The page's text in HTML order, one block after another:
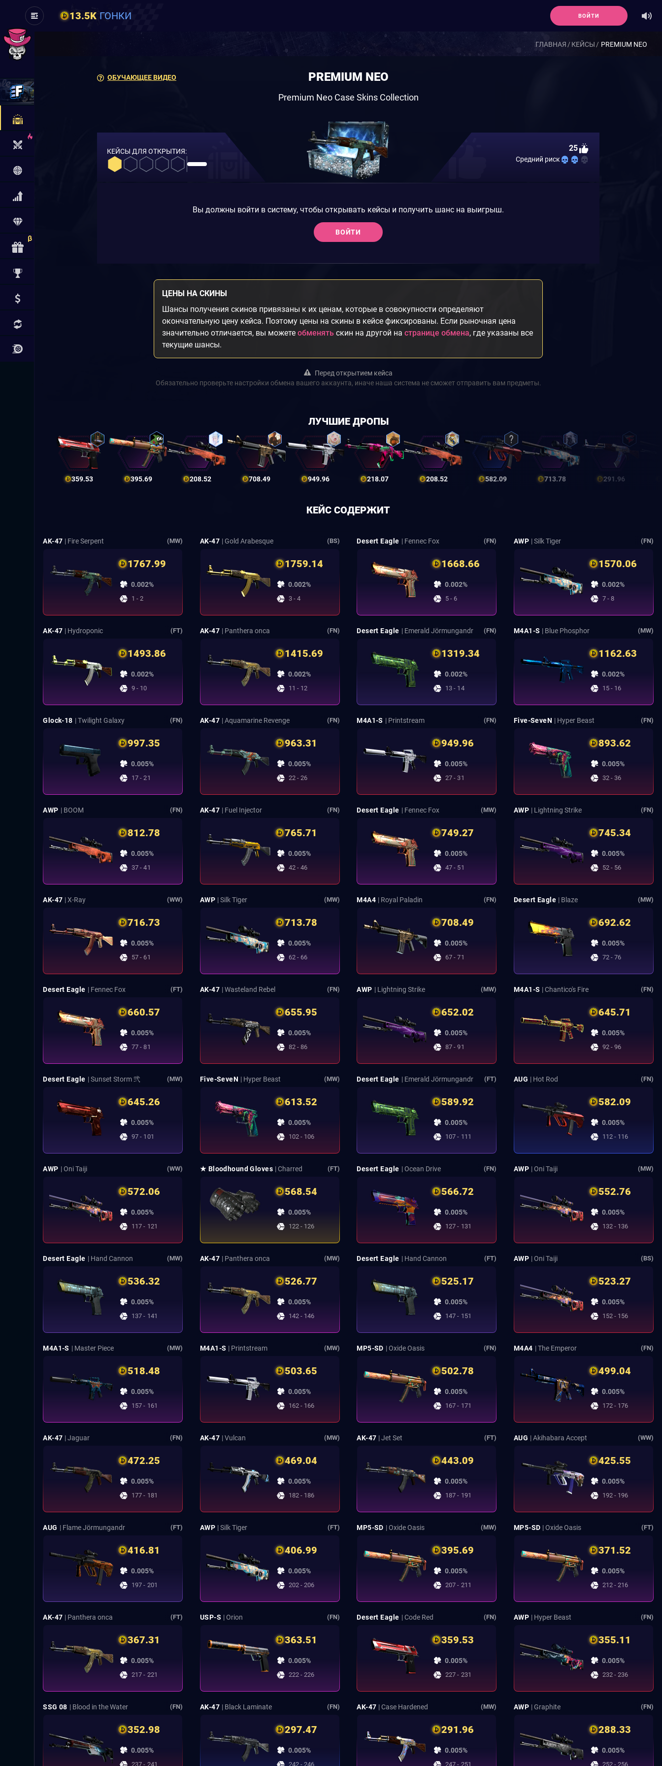
13.5K ГОНКИ ВОЙТИ
ГЛАВНАЯ КЕЙСЫ PREMIUM NEO
ОБУЧАЮЩЕЕ ВИДЕО PREMIUM NEO
Premium Neo Case Skins Collection
КЕЙСЫ ДЛЯ ОТКРЫТИЯ: 25
Средний риск
Вы должны войти в систему, чтобы открывать кейсы и получить шанс на выигрыш.
ВОЙТИ
ЦЕНЫ НА СКИНЫ
Шансы получения скинов привязаны к их ценам, которые в совокупности определяют
окончательную цену кейса. Поэтому цены на скины в кейсе фиксированы. Если рыночная цена
значительно отличается, вы можете обменять скин на другой на странице обмена, где указаны все
текущие шансы.
Перед открытием кейса
Обязательно проверьте настройки обмена вашего аккаунта, иначе наша система не сможет отправить вам предметы.
ЛУЧШИЕ ДРОПЫ
359.53 395.69 208.52 708.49 949.96 218.07 208.52 582.09 713.78 291.96
КЕЙС СОДЕРЖИТ
AK-47 | Fire Serpent (MW)
1767.99
0.002%
1 - 2
AK-47 | Gold Arabesque (BS)
1759.14
0.002%
3 - 4
Desert Eagle | Fennec Fox (FN)
1668.66
0.002%
5 - 6
AWP | Silk Tiger (FN)
1570.06
0.002%
7 - 8
AK-47 | Hydroponic (FT)
1493.86
0.002%
9 - 10
AK-47 | Panthera onca (FN)
1415.69
0.002%
11 - 12
Desert Eagle | Emerald Jörmungandr (FN)
1319.34
0.002%
13 - 14
M4A1-S | Blue Phosphor (MW)
1162.63
0.002%
15 - 16
Glock-18 | Twilight Galaxy (FN)
997.35
0.005%
17 - 21
AK-47 | Aquamarine Revenge (FN)
963.31
0.005%
22 - 26
M4A1-S | Printstream (FN)
949.96
0.005%
27 - 31
Five-SeveN | Hyper Beast (FN)
893.62
0.005%
32 - 36
AWP | BOOM (FN)
812.78
0.005%
37 - 41
AK-47 | Fuel Injector (FN)
765.71
0.005%
42 - 46
Desert Eagle | Fennec Fox (MW)
749.27
0.005%
47 - 51
AWP | Lightning Strike (FN)
745.34
0.005%
52 - 56
AK-47 | X-Ray (WW)
716.73
0.005%
57 - 61
AWP | Silk Tiger (MW)
713.78
0.005%
62 - 66
M4A4 | Royal Paladin (FN)
708.49
0.005%
67 - 71
Desert Eagle | Blaze (MW)
692.62
0.005%
72 - 76
Desert Eagle | Fennec Fox (FT)
660.57
0.005%
77 - 81
AK-47 | Wasteland Rebel (FN)
655.95
0.005%
82 - 86
AWP | Lightning Strike (MW)
652.02
0.005%
87 - 91
M4A1-S | Chantico's Fire (FN)
645.71
0.005%
92 - 96
Desert Eagle | Sunset Storm 弐 (MW)
645.26
0.005%
97 - 101
Five-SeveN | Hyper Beast (MW)
613.52
0.005%
102 - 106
Desert Eagle | Emerald Jörmungandr (FT)
589.92
0.005%
107 - 111
AUG | Hot Rod (FN)
582.09
0.005%
112 - 116
AWP | Oni Taiji (WW)
572.06
0.005%
117 - 121
★ Bloodhound Gloves | Charred (FT)
568.54
0.005%
122 - 126
Desert Eagle | Ocean Drive (FN)
566.72
0.005%
127 - 131
AWP | Oni Taiji (MW)
552.76
0.005%
132 - 136
Desert Eagle | Hand Cannon (MW)
536.32
0.005%
137 - 141
AK-47 | Panthera onca (MW)
526.77
0.005%
142 - 146
Desert Eagle | Hand Cannon (FT)
525.17
0.005%
147 - 151
AWP | Oni Taiji (BS)
523.27
0.005%
152 - 156
M4A1-S | Master Piece (MW)
518.48
0.005%
157 - 161
M4A1-S | Printstream (MW)
503.65
0.005%
162 - 166
MP5-SD | Oxide Oasis (FN)
502.78
0.005%
167 - 171
M4A4 | The Emperor (FN)
499.04
0.005%
172 - 176
AK-47 | Jaguar (FN)
472.25
0.005%
177 - 181
AK-47 | Vulcan (MW)
469.04
0.005%
182 - 186
AK-47 | Jet Set (FT)
443.09
0.005%
187 - 191
AUG | Akihabara Accept (WW)
425.55
0.005%
192 - 196
AUG | Flame Jörmungandr (FT)
416.81
0.005%
197 - 201
AWP | Silk Tiger (FT)
406.99
0.005%
202 - 206
MP5-SD | Oxide Oasis (MW)
395.69
0.005%
207 - 211
MP5-SD | Oxide Oasis (FT)
371.52
0.005%
212 - 216
AK-47 | Panthera onca (FT)
367.31
0.005%
217 - 221
USP-S | Orion (FN)
363.51
0.005%
222 - 226
Desert Eagle | Code Red (FN)
359.53
0.005%
227 - 231
AWP | Hyper Beast (FN)
355.11
0.005%
232 - 236
SSG 08 | Blood in the Water (FN)
352.98
0.005%
237 - 241
AK-47 | Black Laminate (FN)
297.47
0.005%
242 - 246
AK-47 | Case Hardened (MW)
291.96
0.005%
247 - 251
AWP | Graphite (FN)
288.33
0.005%
252 - 256